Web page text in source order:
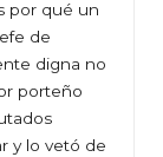
por qué un
de
digna no
porteño
y lo vetó de